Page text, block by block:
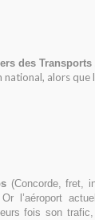
des Transports
alors que
(Concorde, fret,
l’aéroport
fois son